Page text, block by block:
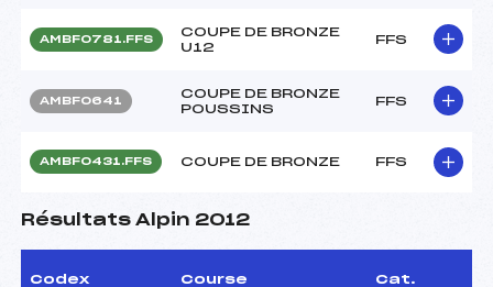
AMBF0781.FFS
COUPE DE BRONZE
U12
FFS
AMBF0641
COUPE DE BRONZE
POUSSINS
FFS
AMBF0431.FFS COUPE DE BRONZE FFS
Résultats Alpin 2012
Codex Course Cat.